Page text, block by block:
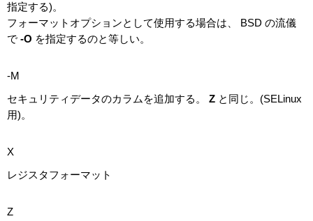
指定する)。
フォーマットオプションとして使用する場合は、 BSD の流儀
で -O を指定するのと等しい。
-M
セキュリティデータのカラムを追加する。 Z と同じ。(SELinux
用)。
X
レジスタフォーマット
Z